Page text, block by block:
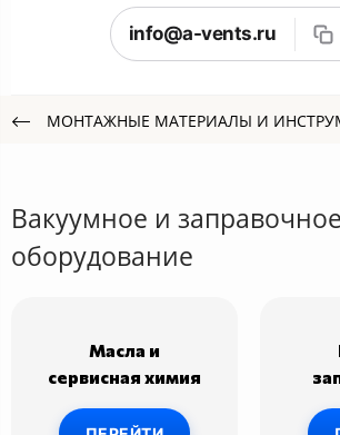
info@a-vents.ru
МОНТАЖНЫЕ МАТЕРИАЛЫ И
Вакуумное и заправочное
оборудование
Масла и
сервисная химия